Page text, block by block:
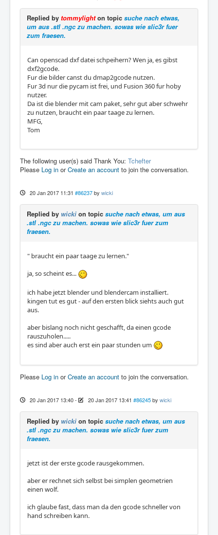
Replied by tommylighton topic suche nach etwas,
um aus .stl .ngc zu machen. sowas wie slic3r fuer
zum fraesen.
Can openscad dxf datei schpeihern? Wen ja, es gibst
dxf2gcode.
Fur die bilder canst du dmap2gcode nutzen.
Fur 3d nur die pycam ist frei, und Fusion 360 fur hoby
nutzer.
Da ist die blender mit cam paket, sehr gut aber schwehr
zu nutzen, braucht ein paar taage zu lernen.
MFG,
Tom
The following user(s) said Thank You: Tchefter
Please Log in orCreate an account to join the conversation.
20 Jan 2017 11:31 #86237 by wicki
Replied by wicki on topic suche nach etwas, um aus
.stl .ngc zu machen. sowas wie slic3r fuer zum
fraesen.
" braucht ein paar taage zu lernen."
ja, so scheint es...
ich habe jetzt blender und blendercam installiert.
kingen tut es gut - auf den ersten blick siehts auch gut
aus.
aber bislang noch nicht geschafft, da einen gcode
rauszuholen.....
es sind aber auch erst ein paar stunden um
Please Log in orCreate an account to join the conversation.
20 Jan 2017 13:40- 20 Jan 2017 13:41 #86245 by wicki
Replied by wicki on topic suche nach etwas, um aus
.stl .ngc zu machen. sowas wie slic3r fuer zum
fraesen.
jetzt ist der erste gcode rausgekommen.
aber er rechnet sich selbst bei simplen geometrien
einen wolf.
ich glaube fast, dass man da den gcode schneller von
hand schreiben kann.